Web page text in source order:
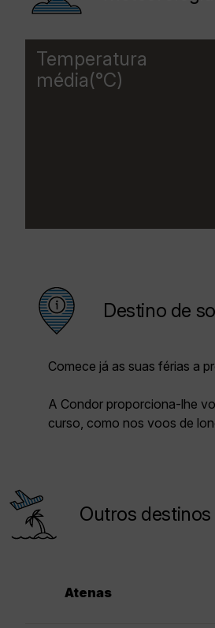
Temperatura
média(°C)
Destino de
Comece já as suas férias a
A Condor proporciona-lhe
curso, como nos voos de
Outros
Atenas